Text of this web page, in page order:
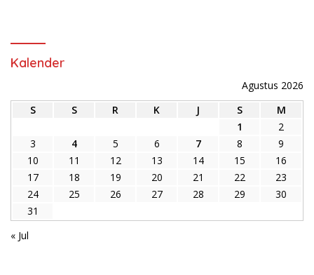
Kalender
Agustus 2026
S
S R K J S
M
1
2
3
4 5 6 7 8
9
10
11 12 13 14 15
16
17
18 19 20 21 22
23
24
25 26 27 28 29
30
31
« Jul